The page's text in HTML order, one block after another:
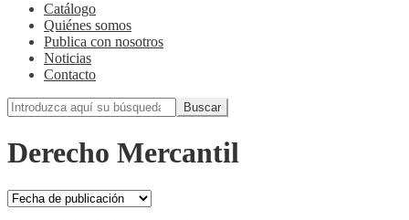
Catálogo
Quiénes somos
Publica con nosotros
Noticias
Contacto
Derecho Mercantil